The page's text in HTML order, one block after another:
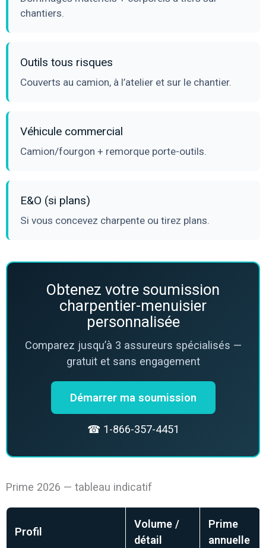
chantiers.
Outils tous risques
Couverts au camion, à l’atelier et sur le chantier.
Véhicule commercial
Camion/fourgon + remorque porte-outils.
E&O (si plans)
Si vous concevez charpente ou tirez plans.
Obtenez votre soumission
charpentier-menuisier
personnalisée
Comparez jusqu’à 3 assureurs spécialisés —
gratuit et sans engagement
Démarrer ma soumission
☎ 1-866-357-4451
Prime 2026 — tableau indicatif
Profil
Volume /
détail
Prime
annuelle